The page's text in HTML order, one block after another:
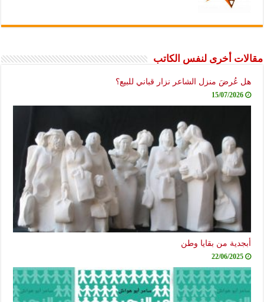
مقالات أخرى لنفس الكاتب
هل عُرضَ منزل الشاعر نزار قباني للبيع؟
15/07/2026
أبجدية من بقايا وطن
22/06/2025